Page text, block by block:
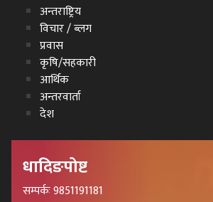
अन्तराष्ट्रिय
विचार / ब्लग
प्रवास
कृषि/सहकारी
आर्थिक
अन्तरवार्ता
देश
धादिङपोष्ट
सम्पर्कः 9851191181